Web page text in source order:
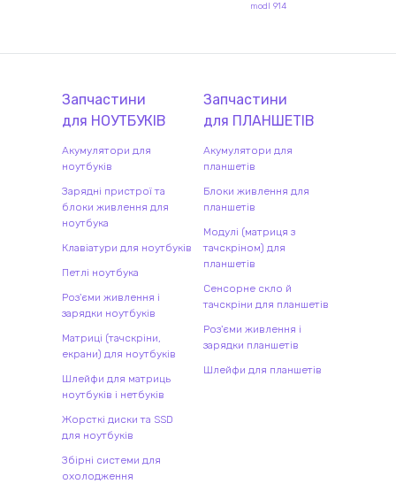
modl 914
Запчастини
для НОУТБУКІВ
Акумулятори для
ноутбуків
Зарядні пристрої та
блоки живлення для
ноутбука
Клавіатури для ноутбуків
Петлі ноутбука
Роз'єми живлення і
зарядки ноутбуків
Матриці (тачскріни,
екрани) для ноутбуків
Шлейфи для матриць
ноутбуків і нетбуків
Жорсткі диски та SSD
для ноутбуків
Збірні системи для
охолодження
Запчастини
для ПЛАНШЕТІВ
Акумулятори для
планшетів
Блоки живлення для
планшетів
Модулі (матриця з
тачскріном) для
планшетів
Сенсорне скло й
тачскріни для планшетів
Роз'єми живлення і
зарядки планшетів
Шлейфи для планшетів